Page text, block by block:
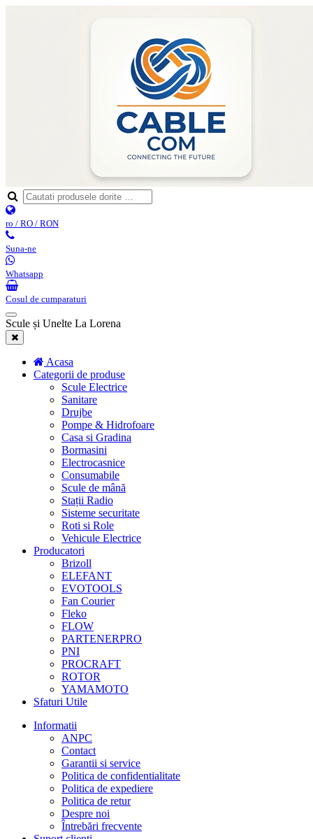
ro / RO / RON
Suna-ne
Whatsapp
Cosul de cumparaturi
Scule și Unelte La Lorena
Acasa
Categorii de produse
Scule Electrice
Sanitare
Drujbe
Pompe & Hidrofoare
Casa si Gradina
Bormasini
Electrocasnice
Consumabile
Scule de mână
Stații Radio
Sisteme securitate
Roti si Role
Vehicule Electrice
Producatori
Brizoll
ELEFANT
EVOTOOLS
Fan Courier
Fleko
FLOW
PARTENERPRO
PNI
PROCRAFT
ROTOR
YAMAMOTO
Sfaturi Utile
Informatii
ANPC
Contact
Garantii si service
Politica de confidentialitate
Politica de expediere
Politica de retur
Despre noi
Întrebări frecvente